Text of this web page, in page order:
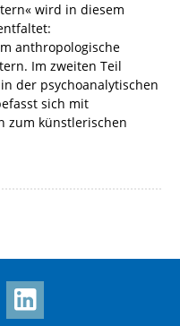
wird in diesem
anthropologische
Im zweiten Teil
der psychoanalytischen
sich mit
zum künstlerischen